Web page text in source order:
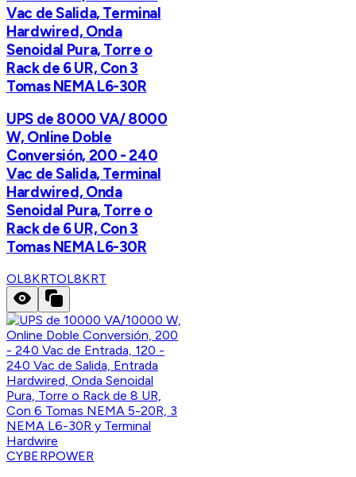
Vac de Salida, Terminal
Hardwired, Onda
Senoidal Pura, Torre o
Rack de 6 UR, Con 3
Tomas NEMA L6-30R
UPS de 8000 VA/ 8000
W, Online Doble
Conversión, 200 - 240
Vac de Salida, Terminal
Hardwired, Onda
Senoidal Pura, Torre o
Rack de 6 UR, Con 3
Tomas NEMA L6-30R
OL8KRTOL8KRT
CYBERPOWER